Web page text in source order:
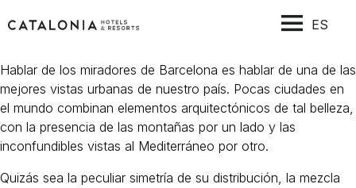
ES
Hablar de los miradores de Barcelona es hablar de una de las
mejores vistas urbanas de nuestro país. Pocas ciudades en
el mundo combinan elementos arquitectónicos de tal belleza,
con la presencia de las montañas por un lado y las
inconfundibles vistas al Mediterráneo por otro.
Quizás sea la peculiar simetría de su distribución, la mezcla